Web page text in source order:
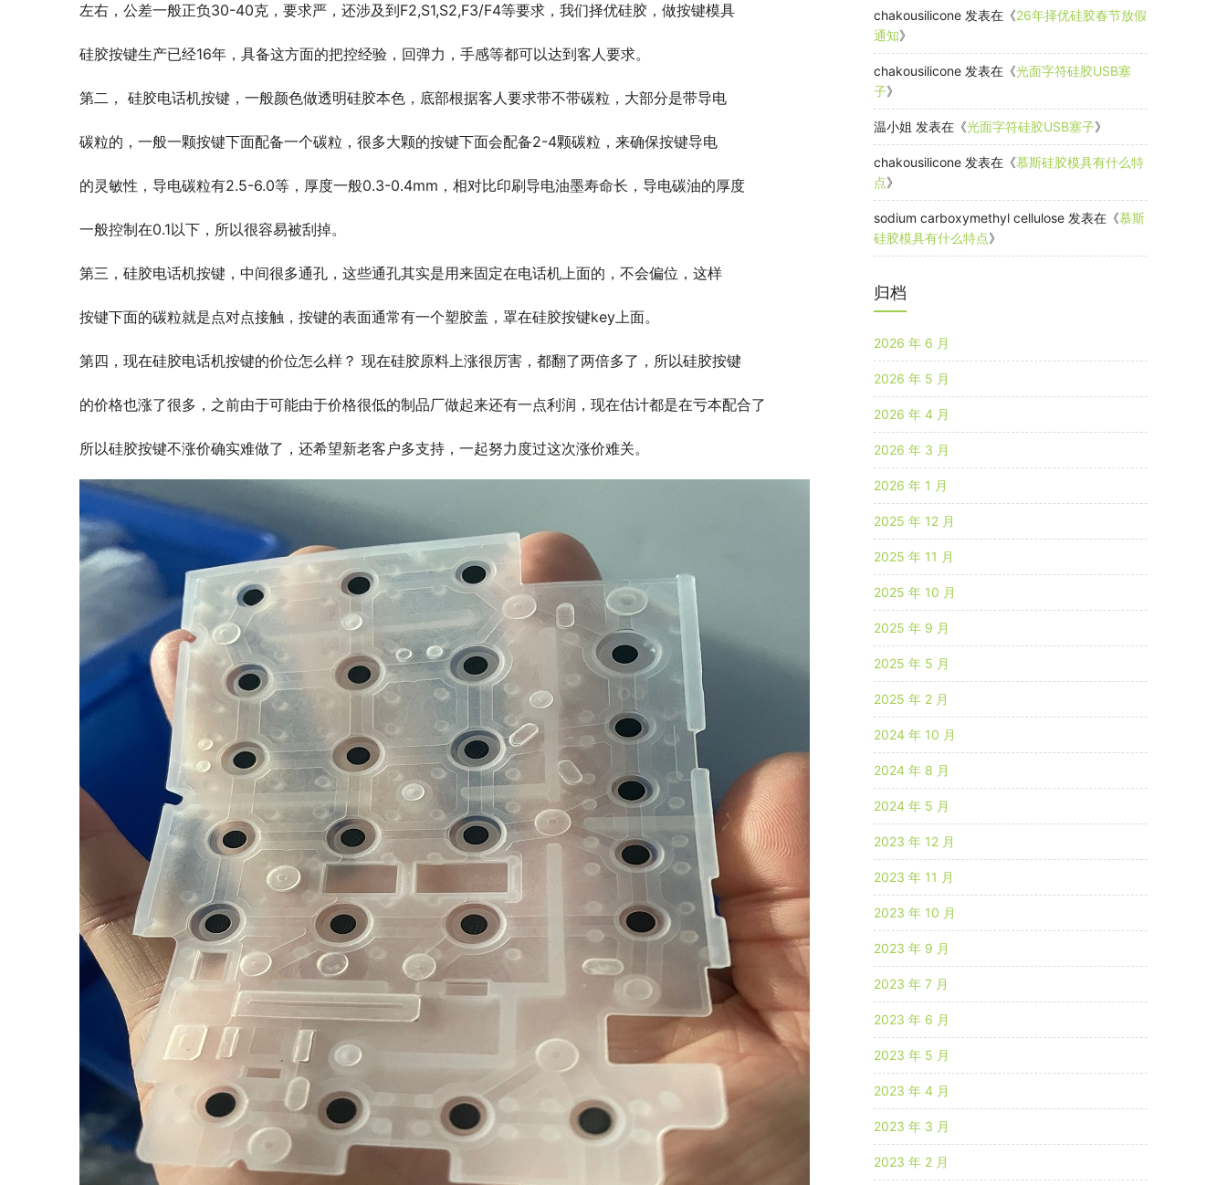
左右，公差一般正负30-40克，要求严，还涉及到F2,S1,S2,F3/F4等要求，我们择优硅胶，做按键模具
硅胶按键生产已经16年，具备这方面的把控经验，回弹力，手感等都可以达到客人要求。
第二， 硅胶电话机按键，一般颜色做透明硅胶本色，底部根据客人要求带不带碳粒，大部分是带导电
碳粒的，一般一颗按键下面配备一个碳粒，很多大颗的按键下面会配备2-4颗碳粒，来确保按键导电
的灵敏性，导电碳粒有2.5-6.0等，厚度一般0.3-0.4mm，相对比印刷导电油墨寿命长，导电碳油的厚度
一般控制在0.1以下，所以很容易被刮掉。
第三，硅胶电话机按键，中间很多通孔，这些通孔其实是用来固定在电话机上面的，不会偏位，这样
按键下面的碳粒就是点对点接触，按键的表面通常有一个塑胶盖，罩在硅胶按键key上面。
第四，现在硅胶电话机按键的价位怎么样？ 现在硅胶原料上涨很厉害，都翻了两倍多了，所以硅胶按键
的价格也涨了很多，之前由于可能由于价格很低的制品厂做起来还有一点利润，现在估计都是在亏本配合了
所以硅胶按键不涨价确实难做了，还希望新老客户多支持，一起努力度过这次涨价难关。
chakousilicone 发表在《26年择优硅胶春节放假
通知》
chakousilicone 发表在《光面字符硅胶USB塞
子》
温小姐 发表在《光面字符硅胶USB塞子》
chakousilicone 发表在《慕斯硅胶模具有什么特
点》
sodium carboxymethyl cellulose 发表在《慕斯
硅胶模具有什么特点》
归档
2026 年 6 月
2026 年 5 月
2026 年 4 月
2026 年 3 月
2026 年 1 月
2025 年 12 月
2025 年 11 月
2025 年 10 月
2025 年 9 月
2025 年 5 月
2025 年 2 月
2024 年 10 月
2024 年 8 月
2024 年 5 月
2023 年 12 月
2023 年 11 月
2023 年 10 月
2023 年 9 月
2023 年 7 月
2023 年 6 月
2023 年 5 月
2023 年 4 月
2023 年 3 月
2023 年 2 月